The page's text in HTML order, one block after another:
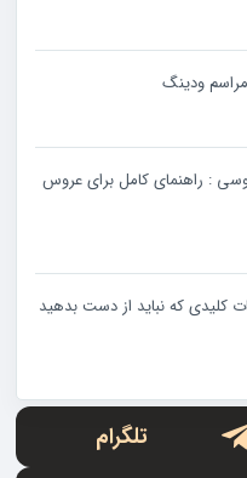
ودینگ
: راهنمای کامل برای عروس
کلیدی که نباید از دست بدهید
تلگرام